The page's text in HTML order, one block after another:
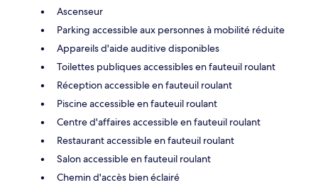
Ascenseur
Parking accessible aux personnes à mobilité réduite
Appareils d'aide auditive disponibles
Toilettes publiques accessibles en fauteuil roulant
Réception accessible en fauteuil roulant
Piscine accessible en fauteuil roulant
Centre d'affaires accessible en fauteuil roulant
Restaurant accessible en fauteuil roulant
Salon accessible en fauteuil roulant
Chemin d'accès bien éclairé